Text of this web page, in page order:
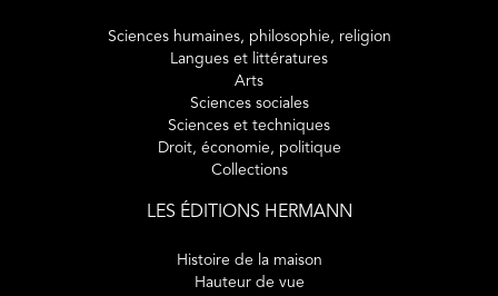
Sciences humaines, philosophie, religion
Langues et littératures
Arts
Sciences sociales
Sciences et techniques
Droit, économie, politique
Collections
LES ÉDITIONS HERMANN
Histoire de la maison
Hauteur de vue